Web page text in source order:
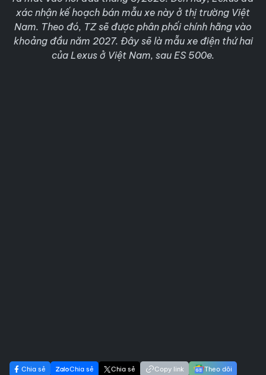
xác nhận kế hoạch bán mẫu xe này ở thị trường Việt
Nam. Theo đó, TZ sẽ được phân phối chính hãng vào
khoảng đầu năm 2027. Đây sẽ là mẫu xe điện thứ hai
của Lexus ở Việt Nam, sau ES 500e.
Chia sẻ Chia sẻ Chia sẻ Copy link Theo dõi